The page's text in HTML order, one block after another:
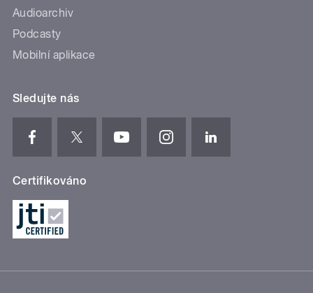
Audioarchiv
Podcasty
Mobilní aplikace
Sledujte nás
Certifikováno